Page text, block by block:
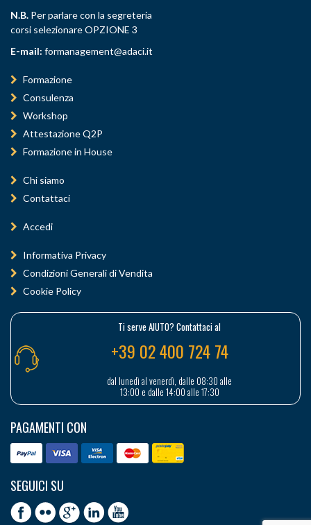
N.B. Per parlare con la segreteria
corsi selezionare OPZIONE 3
E-mail: formanagement@adaci.it
Formazione
Consulenza
Workshop
Attestazione Q2P
Formazione in House
Chi siamo
Contattaci
Accedi
Informativa Privacy
Condizioni Generali di Vendita
Cookie Policy
Ti serve AIUTO? Contattaci al
+39 02 400 724 74
dal lunedì al venerdì, dalle 08:30 alle
13:00 e dalle 14:00 alle 17:30
PAGAMENTI CON
SEGUICI SU